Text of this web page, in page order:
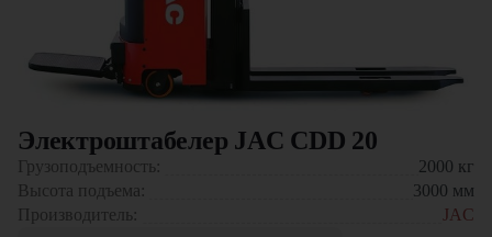
Электроштабелер JAC CDD 20
Грузоподъемность: 2000 кг
Высота подъема:
3000 мм
Производитель:
JAC